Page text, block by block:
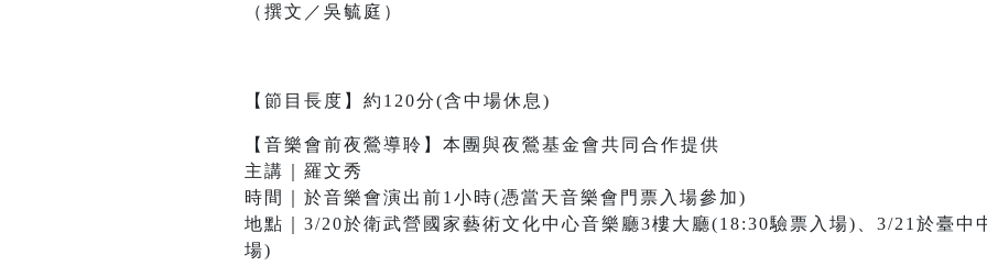
（撰文／吳毓庭）
【節目長度】約120分(含中場休息)
【音樂會前夜鶯導聆】本團與夜鶯基金會共同合作提供
主講｜羅文秀
時間｜於音樂會演出前1小時(憑當天音樂會門票入場參加)
地點｜3/20於衛武營國家藝術文化中心音樂廳3樓大廳(18:30驗票入場)、3/21於臺中
場)